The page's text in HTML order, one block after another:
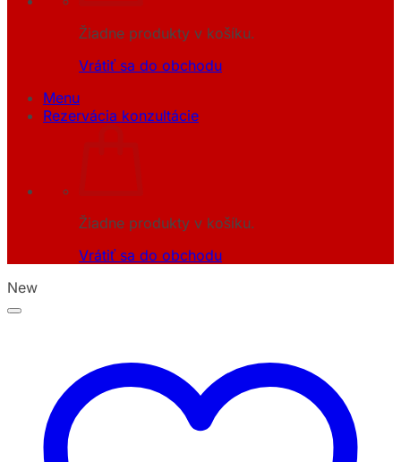
Žiadne produkty v košíku.
Vrátiť sa do obchodu
Menu
Rezervácia konzultácie
Žiadne produkty v košíku.
Vrátiť sa do obchodu
New